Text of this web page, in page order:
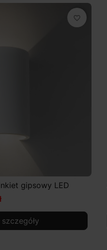
favorite_border
gipsowy LED